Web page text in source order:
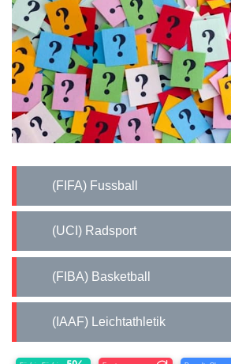
(FIFA) Fussball
(UCI) Radsport
(FIBA) Basketball
(IAAF) Leichtathletik